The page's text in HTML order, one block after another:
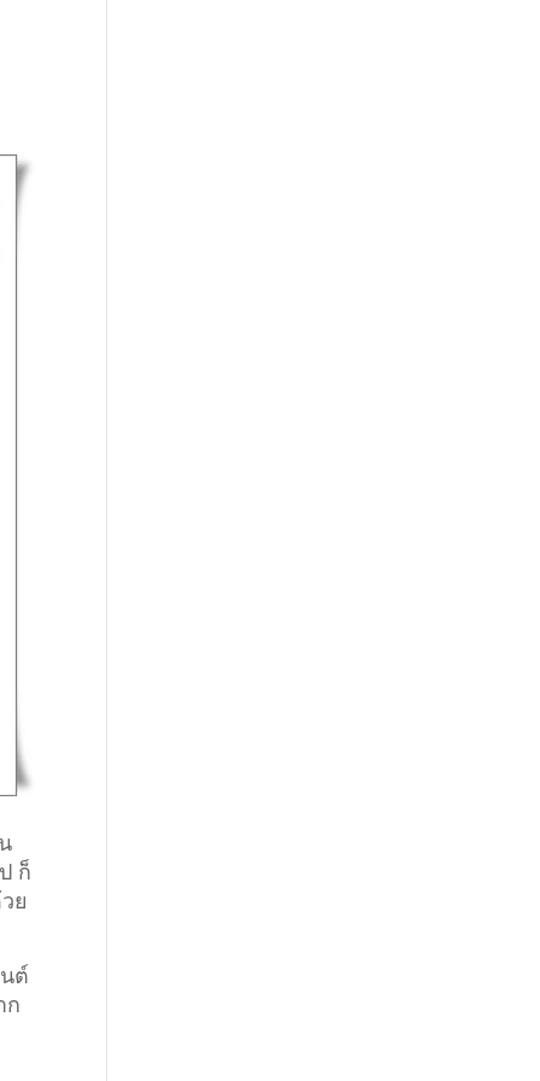
ก็
ย
ต์
ก